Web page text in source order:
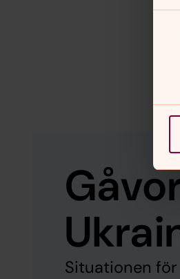
Situationen